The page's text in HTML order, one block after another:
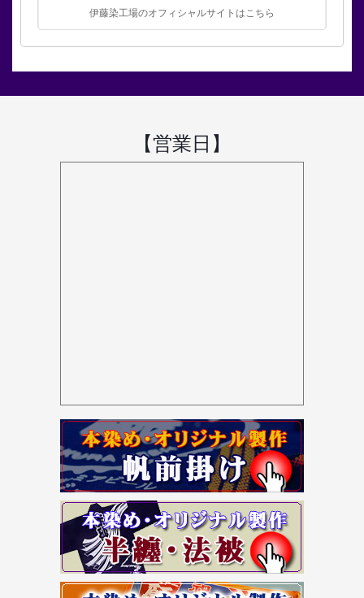
伊藤染工場のオフィシャルサイトはこちら
【営業日】